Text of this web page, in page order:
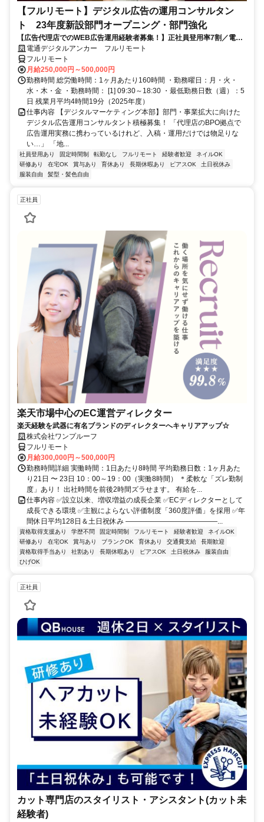
【フルリモート】デジタル広告の運用コンサルタン
ト 23年度新設部門オープニング・部門強化
【広告代理店でのWEB広告運用経験者募集！】正社員登用率7割／電通
G／全国×完全在宅／年休126日・土日祝休み／残業月平均4時間19分
電通デジタルアンカー フルリモート
フルリモート
月給250,000円～500,000円
勤務時間 総労働時間：1ヶ月あたり160時間 ・勤務曜日：月・火・
水・木・金 ・勤務時間： [1] 09:30～18:30 ・最低勤務日数（週）：5
日 残業月平均4時間19分（2025年度）
仕事内容 【デジタルマーケティング本部】部門・事業拡大に向けた
デジタル広告運用コンサルタント積極募集！ 「代理店のBPO拠点で
広告運用実務に携わっているけれど、入稿・運用だけでは物足りな
い…」 「地...
社員登用あり 固定時間制 転勤なし フルリモート 経験者歓迎
ネイルOK
研修あり
在宅OK 賞与あり 育休あり 長期休暇あり ピアスOK
土日祝休み
服装自由
髪型・髪色自由
正社員
楽天市場中心のEC運営ディレクター
楽天経験を武器に有名ブランドのディレクターへキャリアアップ☆
株式会社ワンプルーフ
フルリモート
月給300,000円～500,000円
勤務時間詳細 実働時間：1日あたり8時間 平均勤務日数：1ヶ月あた
り21日 〜 23日 10：00～19：00（実働8時間） ＊柔軟な「ズレ勤制
度」あり！ 出社時間を前後2時間ズラせます。 有給を...
仕事内容 ✅設立以来、増収増益の成長企業 ✅ECディレクターとして
成長できる環境 ✅主観によらない評価制度「360度評価」を採用 ✅年
間休日平均128日＆土日祝休み ―――――――――――――...
資格取得支援あり 学歴不問 固定時間制 フルリモート 経験者歓迎
ネイルOK
研修あり
在宅OK 賞与あり ブランクOK 育休あり 交通費支給
長期歓迎
資格取得手当あり
社割あり 長期休暇あり ピアスOK 土日祝休み
服装自由
ひげOK
正社員
カット専門店のスタイリスト・アシスタント(カット未
経験者)